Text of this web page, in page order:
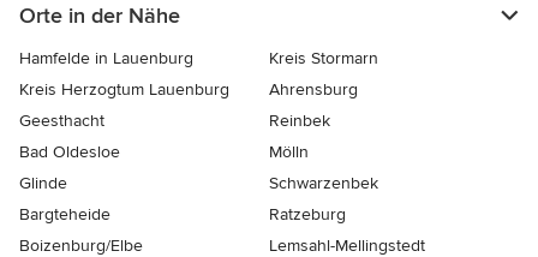
Orte in der Nähe
Hamfelde in Lauenburg
Kreis Stormarn
Kreis Herzogtum Lauenburg
Ahrensburg
Geesthacht
Reinbek
Bad Oldesloe
Mölln
Glinde
Schwarzenbek
Bargteheide
Ratzeburg
Boizenburg/Elbe
Lemsahl-Mellingstedt